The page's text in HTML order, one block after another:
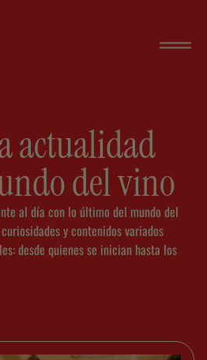
actualidad
del vino
al día con lo último del mundo del
y contenidos variados
desde quienes se inician hasta los